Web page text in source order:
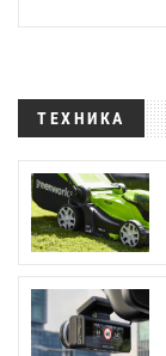
ТЕХНИКА